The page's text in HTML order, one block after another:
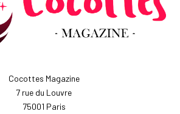
Cocottes Magazine
7 rue du Louvre
75001 Paris